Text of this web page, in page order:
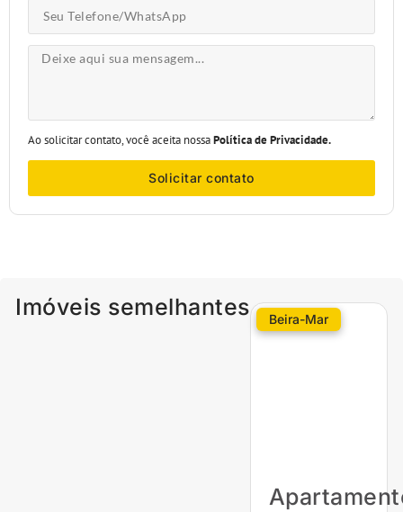
Ao solicitar contato, você aceita nossaPolítica de Privacidade.
Solicitar contato
Imóveis semelhantes Beira-Mar